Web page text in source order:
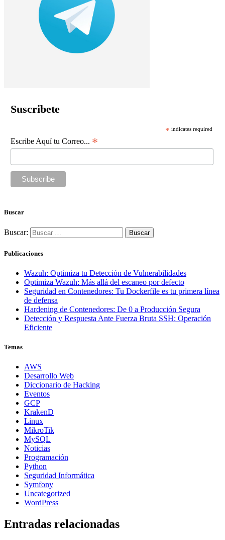
Suscribete
* indicates required
Escribe Aquí tu Correo... *
Buscar
Buscar:
Publicaciones
Wazuh: Optimiza tu Detección de Vulnerabilidades
Optimiza Wazuh: Más allá del escaneo por defecto
Seguridad en Contenedores: Tu Dockerfile es tu primera línea
de defensa
Hardening de Contenedores: De 0 a Producción Segura
Detección y Respuesta Ante Fuerza Bruta SSH: Operación
Eficiente
Temas
AWS
Desarrollo Web
Diccionario de Hacking
Eventos
GCP
KrakenD
Linux
MikroTik
MySQL
Noticias
Programación
Python
Seguridad Informática
Symfony
Uncategorized
WordPress
Entradas relacionadas